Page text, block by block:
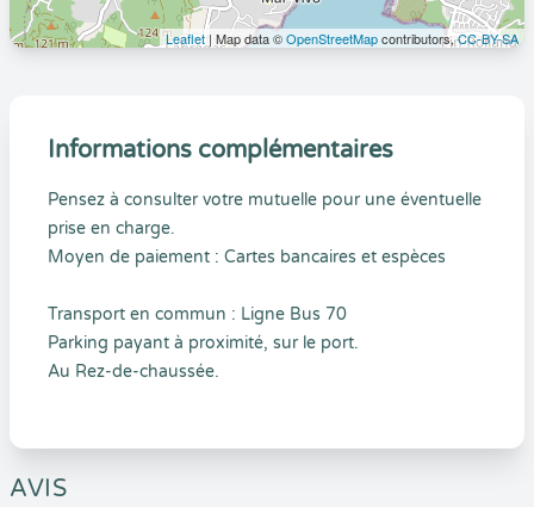
Leaflet | Map data ©OpenStreetMapcontributors,CC-BY-SA
Informations complémentaires
Pensez à consulter votre mutuelle pour une éventuelle
prise en charge.
Moyen de paiement : Cartes bancaires et espèces
Transport en commun : Ligne Bus 70
Parking payant à proximité, sur le port.
Au Rez-de-chaussée.
AVIS